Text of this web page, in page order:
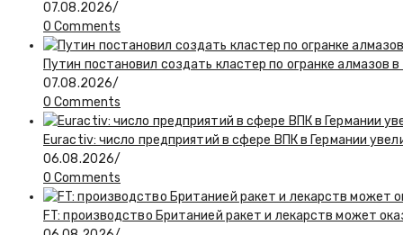
07.08.2026/
0 Comments
Путин постановил создать кластер по огранке алмазов
07.08.2026/
0 Comments
Euractiv: число предприятий в сфере ВПК в Германии
06.08.2026/
0 Comments
FT: производство Британией ракет и лекарств может